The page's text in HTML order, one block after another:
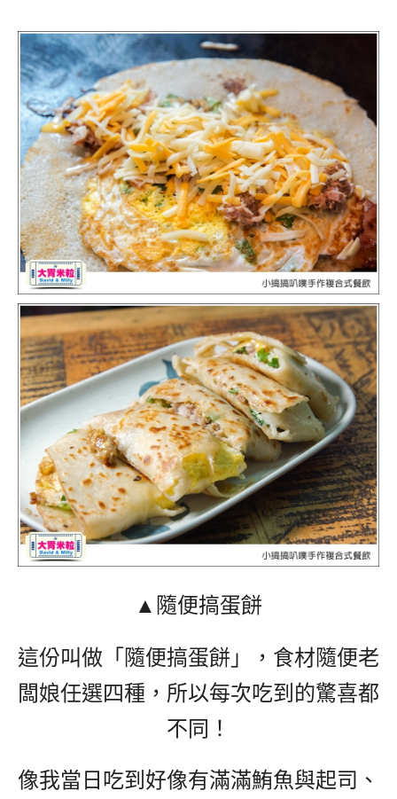
▲隨便搞蛋餅
這份叫做「隨便搞蛋餅」，食材隨便老
闆娘任選四種，所以每次吃到的驚喜都
不同！
像我當日吃到好像有滿滿鮪魚與起司、